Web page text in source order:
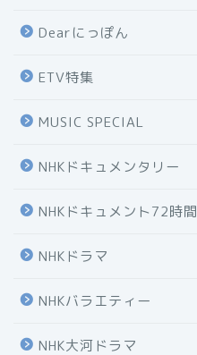
Dearにっぽん
ETV特集
MUSIC SPECIAL
NHKドキュメンタリー
NHKドキュメント72時間
NHKドラマ
NHKバラエティー
NHK大河ドラマ